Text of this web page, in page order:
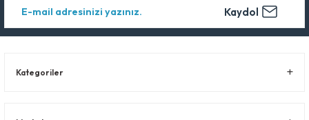
Kaydol
Kategoriler